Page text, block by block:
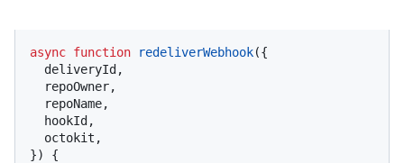
async function redeliverWebhook({
}) {